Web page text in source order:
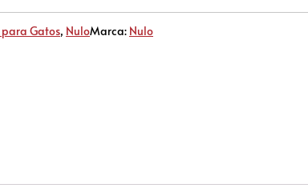
para Gatos, NuloMarca: Nulo